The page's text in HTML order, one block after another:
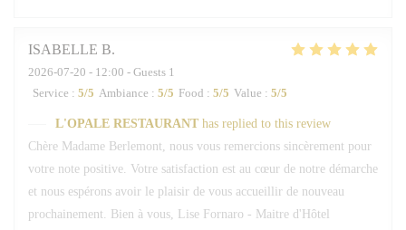
ISABELLE B
2026-07-20 - 12:00 - Guests 1
Service : 5/5 Ambiance : 5/5 Food : 5/5 Value : 5/5
L'OPALE RESTAURANT has replied to this review
Chère Madame Berlemont, nous vous remercions sincèrement pour
votre note positive. Votre satisfaction est au cœur de notre démarche
et nous espérons avoir le plaisir de vous accueillir de nouveau
prochainement. Bien à vous, Lise Fornaro - Maitre d'Hôtel